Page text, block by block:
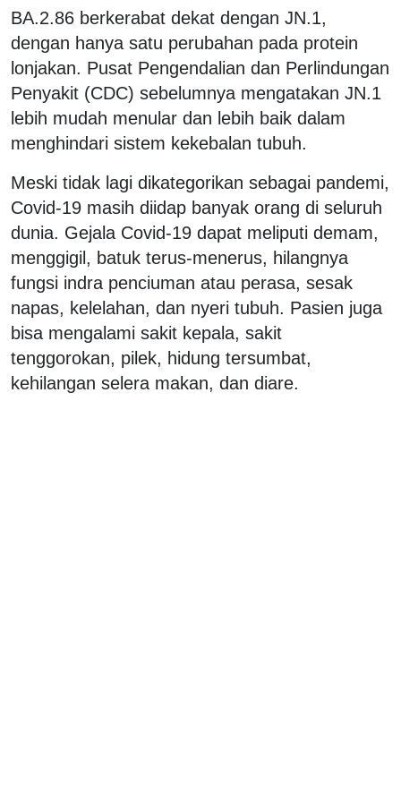
BA.2.86 berkerabat dekat dengan JN.1,
dengan hanya satu perubahan pada protein
lonjakan. Pusat Pengendalian dan Perlindungan
Penyakit (CDC) sebelumnya mengatakan JN.1
lebih mudah menular dan lebih baik dalam
menghindari sistem kekebalan tubuh.
Meski tidak lagi dikategorikan sebagai pandemi,
Covid-19 masih diidap banyak orang di seluruh
dunia. Gejala Covid-19 dapat meliputi demam,
menggigil, batuk terus-menerus, hilangnya
fungsi indra penciuman atau perasa, sesak
napas, kelelahan, dan nyeri tubuh. Pasien juga
bisa mengalami sakit kepala, sakit
tenggorokan, pilek, hidung tersumbat,
kehilangan selera makan, dan diare.